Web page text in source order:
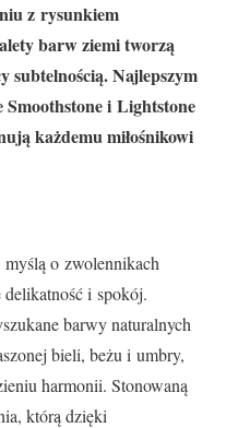
z rysunkiem
barw ziemi tworzą
subtelnością. Najlepszym
Smoothstone i Lightstone
każdemu miłośnikowi
myślą o zwolennikach
delikatność i spokój.
barwy naturalnych
bieli, beżu i umbry,
harmonii. Stonowaną
którą dzięki